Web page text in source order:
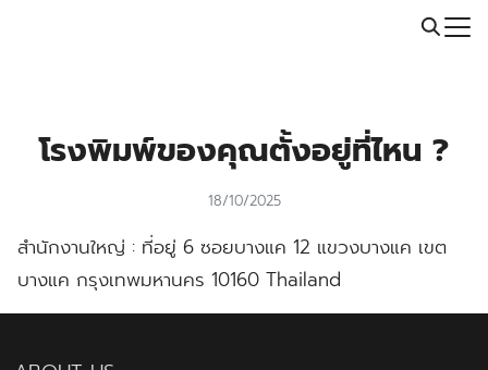
Call: 064-246-5614 | Line: @thaiprintshop
โรงพิมพ์ของคุณตั้งอยู่ที่ไหน ?
18/10/2025
สำนักงานใหญ่ : ที่อยู่ 6 ซอยบางแค 12 แขวงบางแค เขต
บางแค กรุงเทพมหานคร 10160 Thailand